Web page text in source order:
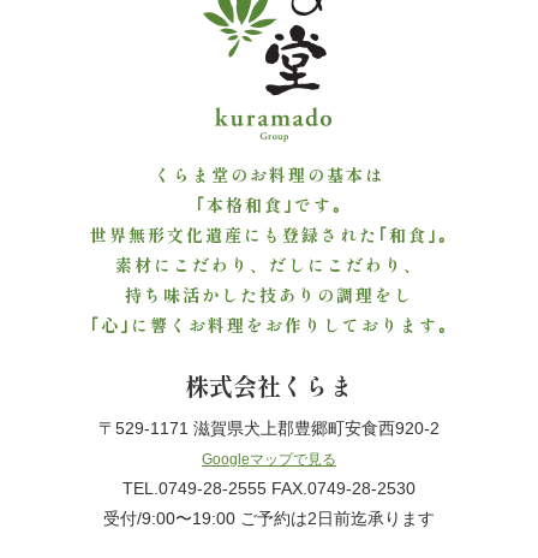
くらま堂のお料理の基本は
｢本格和食｣です｡
世界無形文化遺産にも登録された｢和食｣｡
素材にこだわり、だしにこだわり、
持ち味活かした技ありの調理をし
｢心｣に響くお料理をお作りしております｡
株式会社くらま
〒529-1171 滋賀県犬上郡豊郷町安食西920-2
Googleマップで見る
TEL.0749-28-2555 FAX.0749-28-2530
受付/9:00〜19:00 ご予約は2日前迄承ります